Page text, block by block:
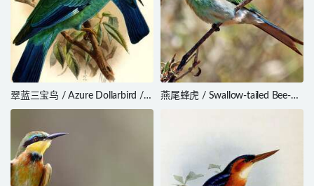
翠蓝三宝鸟 / Azure Dollarbird /
Eurystomus azureus
燕尾蜂虎 / Swallow-tailed Bee-